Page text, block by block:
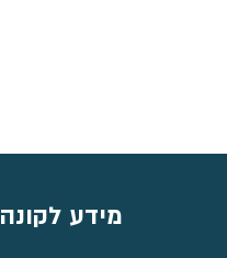
מידע לקונה